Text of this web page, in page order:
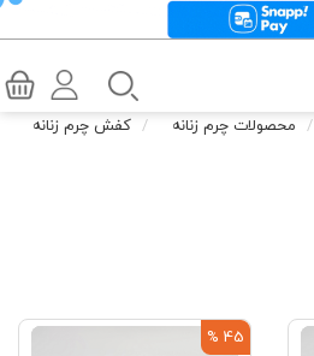
محصولات چرم زنانه
کفش چرم زنانه
45 %